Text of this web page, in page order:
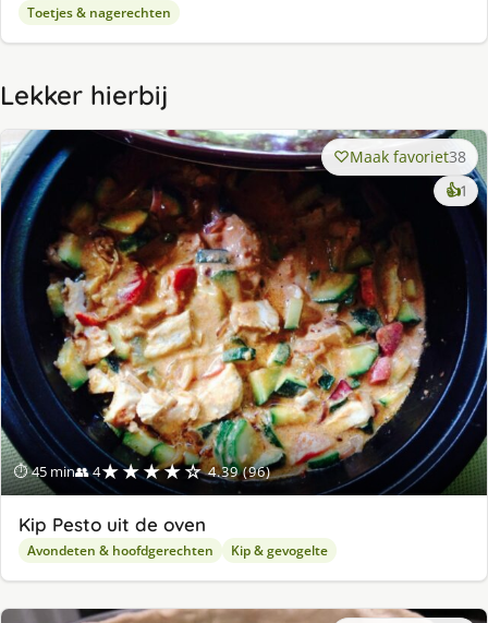
Toetjes & nagerechten
Lekker hierbij
⏱ 45 min👥 4★★★★☆ 4.39 (96)
Maak favoriet38
👍1
Kip Pesto uit de oven
Avondeten & hoofdgerechten Kip & gevogelte